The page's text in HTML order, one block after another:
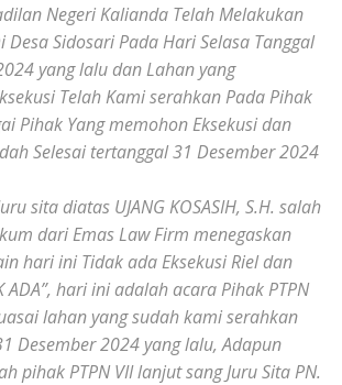
Negeri Kalianda Telah Melakukan
Desa Sidosari Pada Hari Selasa Tanggal
yang lalu dan Lahan yang
Telah Kami serahkan Pada Pihak
Pihak Yang memohon Eksekusi dan
Selesai tertanggal 31 Desember 2024
sita diatas UJANG KOSASIH, S.H. salah
dari Emas Law Firm menegaskan
hari ini Tidak ada Eksekusi Riel dan
ADA”, hari ini adalah acara Pihak PTPN
lahan yang sudah kami serahkan
Desember 2024 yang lalu, Adapun
pihak PTPN VII lanjut sang Juru Sita PN.